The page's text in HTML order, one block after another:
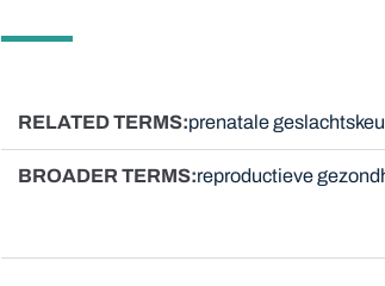
RELATED TERMS prenatale
BROADER TERMS reproductieve